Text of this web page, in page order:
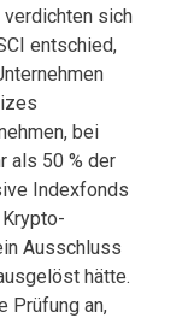
verdichten sich
entschied,
bei
als 50 % der
Indexfonds
Ausschluss
hätte.
Prüfung an,